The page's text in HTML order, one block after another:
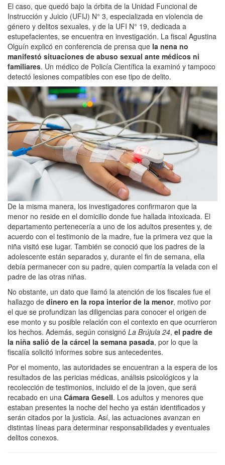
El caso, que quedó bajo la órbita de la Unidad Funcional de
Instrucción y Juicio (UFIJ) N° 3, especializada en violencia de
género y delitos sexuales, y de la UFI N° 19, dedicada a
estupefacientes, se encuentra en investigación. La fiscal Agustina
Olguín explicó en conferencia de prensa que la nena no
manifestó situaciones de abuso sexual ante médicos ni
familiares. Un médico de Policía Científica la examinó y tampoco
detectó lesiones compatibles con ese tipo de delito.
De la misma manera, los investigadores confirmaron que la
menor no reside en el domicilio donde fue hallada intoxicada. El
departamento pertenecería a uno de los adultos presentes y, de
acuerdo con el testimonio de la madre, fue la primera vez que la
niña visitó ese lugar. También se conoció que los padres de la
adolescente están separados y, durante el fin de semana, ella
debía permanecer con su padre, quien compartía la velada con el
padre de las otras niñas.
No obstante, un dato que llamó la atención de los fiscales fue el
hallazgo de dinero en la ropa interior de la menor, motivo por
el que se profundizan las diligencias para conocer el origen de
ese monto y su posible relación con el contexto en que ocurrieron
los hechos. Además, según consignó La Brújula 24, el padre de
la niña salió de la cárcel la semana pasada, por lo que la
fiscalía solicitó informes sobre sus antecedentes.
Por el momento, las autoridades se encuentran a la espera de los
resultados de las pericias médicas, análisis psicológicos y la
recolección de testimonios, incluido el de la joven, que será
recabado en una Cámara Gesell. Los adultos y menores que
estaban presentes la noche del hecho ya están identificados y
serán citados por la justicia. Así, las actuaciones avanzan en
distintas líneas para determinar responsabilidades y eventuales
delitos conexos.